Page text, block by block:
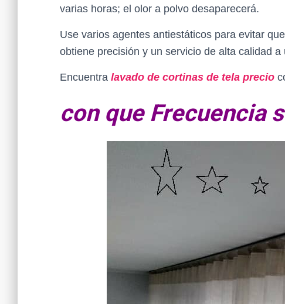
varias horas; el olor a polvo desaparecerá.
Use varios agentes antiestáticos para evitar
obtiene precisión y un servicio de alta calidad a
Encuentra lavado de cortinas de tela precio
con que Frecuencia